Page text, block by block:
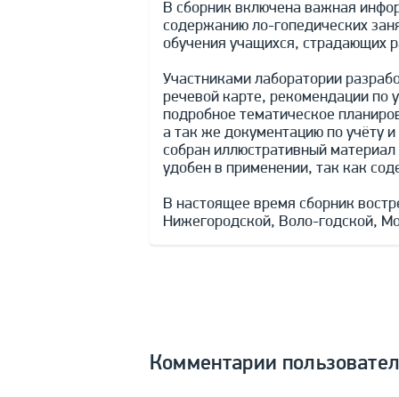
В сборник включена важная
содержанию ло-гопедических
обучения учащихся, страдающих
Участниками лаборатории
речевой карте, рекомендации по
подробное тематическое
а так же документацию по учёту
собран иллюстративный
удобен в применении, так как
В настоящее время сборник
Нижегородской, Воло-годской,
Комментарии